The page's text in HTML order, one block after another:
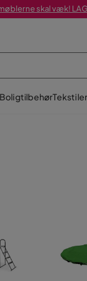
skal væk!
BoligtilbehørTekstiler